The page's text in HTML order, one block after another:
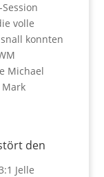
volle
konnten
Michael
den
Jelle